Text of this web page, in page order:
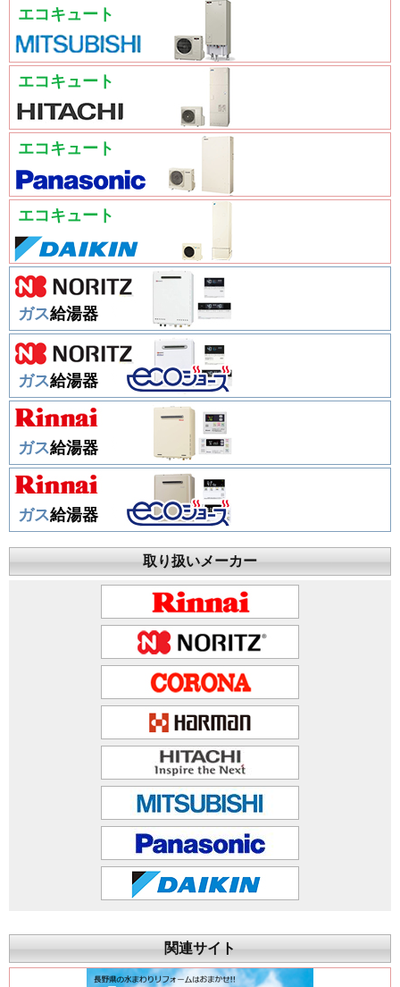
エコキュート
エコキュート
エコキュート
エコキュート
ガス給湯器
ガス給湯器
ガス給湯器
ガス給湯器
取り扱いメーカー
関連サイト